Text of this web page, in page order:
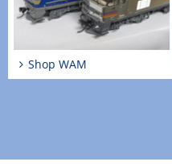
Shop WAM